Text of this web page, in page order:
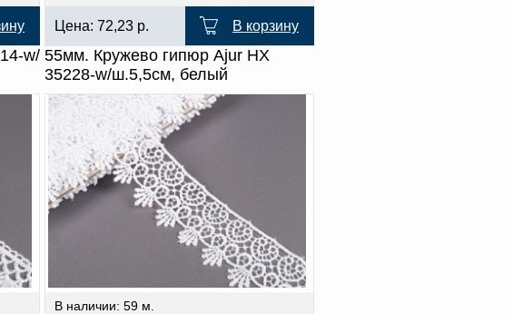
Цена: 72,23 р. В корзину
w/ 55мм. Кружево гипюр Ajur HX
35228-w/ш.5,5см, белый
В наличии: 59 м.